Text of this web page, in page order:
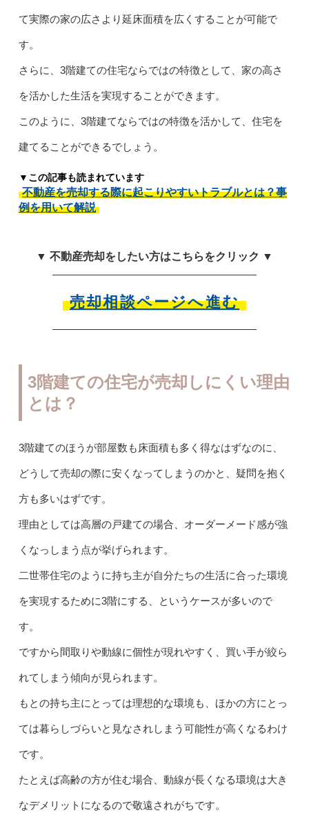
て実際の家の広さより延床面積を広くすることが可能で
す。
さらに、3階建ての住宅ならではの特徴として、家の高さ
を活かした生活を実現することができます。
このように、3階建てならではの特徴を活かして、住宅を
建てることができるでしょう。
▼この記事も読まれています
不動産を売却する際に起こりやすいトラブルとは？事
例を用いて解説
▼ 不動産売却をしたい方はこちらをクリック ▼
売却相談ページへ進む
3階建ての住宅が売却しにくい理由
とは？
3階建てのほうが部屋数も床面積も多く得なはずなのに、
どうして売却の際に安くなってしまうのかと、疑問を抱く
方も多いはずです。
理由としては高層の戸建ての場合、オーダーメード感が強
くなっしまう点が挙げられます。
二世帯住宅のように持ち主が自分たちの生活に合った環境
を実現するために3階にする、というケースが多いので
す。
ですから間取りや動線に個性が現れやすく、買い手が絞ら
れてしまう傾向が見られます。
もとの持ち主にとっては理想的な環境も、ほかの方にとっ
ては暮らしづらいと見なされしまう可能性が高くなるわけ
です。
たとえば高齢の方が住む場合、動線が長くなる環境は大き
なデメリットになるので敬遠されがちです。